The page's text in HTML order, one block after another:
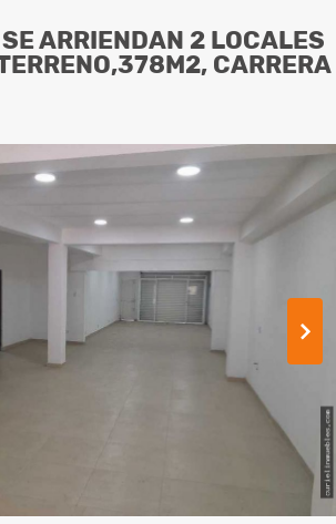
ARRIENDAN 2 LOCALES
CARRERA